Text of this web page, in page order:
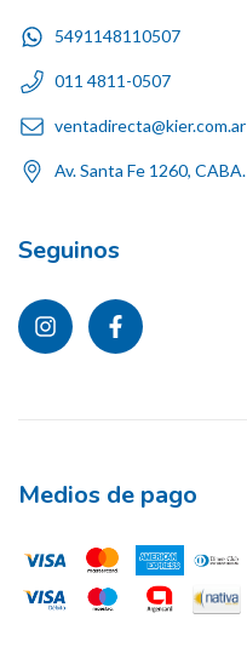
5491148110507
011 4811-0507
ventadirecta@kier.com.ar
Av. Santa Fe 1260, CABA.
Seguinos
Medios de pago